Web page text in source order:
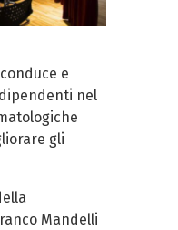
e
nel
gli
Mandelli